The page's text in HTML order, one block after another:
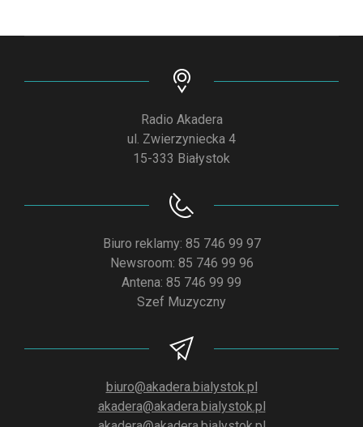
Radio Akadera
ul. Zwierzyniecka 4
15-333 Białystok
Biuro reklamy: 85 746 99 97
Newsroom: 85 746 99 96
Antena: 85 746 99 99
Szef Muzyczny
biuro@akadera.bialystok.pl
akadera@akadera.bialystok.pl